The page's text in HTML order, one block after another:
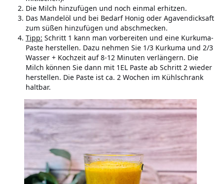
Die Milch hinzufügen und noch einmal erhitzen.
Das Mandelöl und bei Bedarf Honig oder Agavendicksaft
zum süßen hinzufügen und abschmecken.
Tipp: Schritt 1 kann man vorbereiten und eine Kurkuma-
Paste herstellen. Dazu nehmen Sie 1/3 Kurkuma und 2/3
Wasser + Kochzeit auf 8-12 Minuten verlängern. Die
Milch können Sie dann mit 1EL Paste ab Schritt 2 wieder
herstellen. Die Paste ist ca. 2 Wochen im Kühlschrank
haltbar.